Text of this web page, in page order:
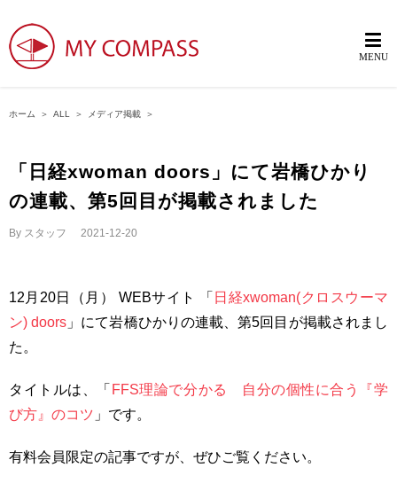
ホーム ＞ ALL ＞ メディア掲載 ＞
「日経xwoman doors」にて岩橋ひかり
の連載、第5回目が掲載されました
By スタッフ 2021-12-20
12月20日（月） WEBサイト 「 日経xwoman(クロスウーマ
ン) doors 」にて岩橋ひかりの連載、第5回目が掲載されまし
た。
タイトルは、「 FFS理論で分かる 自分の個性に合う『学
び方』のコツ 」です。
有料会員限定の記事ですが、ぜひご覧ください。